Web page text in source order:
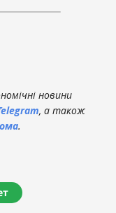
новини
, а також
.